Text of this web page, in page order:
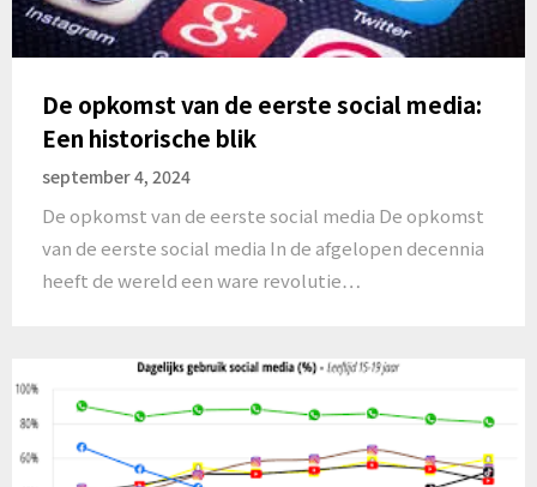
De opkomst van de eerste social media:
Een historische blik
september 4, 2024
De opkomst van de eerste social media De opkomst
van de eerste social media In de afgelopen decennia
heeft de wereld een ware revolutie…